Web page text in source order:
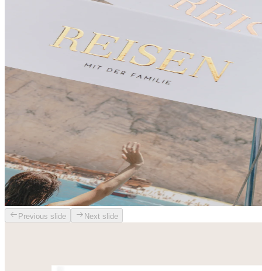
Previous slide Next slide